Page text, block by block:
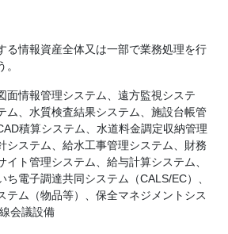
情報資産全体又は一部で業務処理を行
情報管理システム、遠方監視システ
ム、水質検査結果システム、施設台帳管
積算システム、水道料金調定収納管理
システム、給水工事管理システム、財務
ト管理システム、給与計算システム、
電子調達共同システム（CALS/EC）、
テム（物品等）、保全マネジメントシス
会議設備